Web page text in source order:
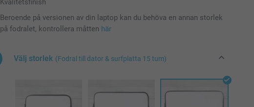
Kvalitetsfinish
Beroende på versionen av din laptop kan du behöva en annan storlek
på fodralet, kontrollera måtten här
Välj storlek (Fodral till dator & surfplatta 15 tum)